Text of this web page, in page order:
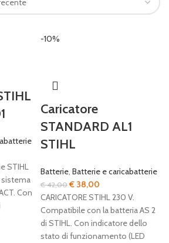
STIHL
sistema
Con
-10%
Caricatore
STANDARD AL1
STIHL
Batterie, Batterie e caricabatterie
€42,00Il
prezzo
originale
era:
€ 42,00.
€ 38,00
prezzo
attuale
è:
€ 38,00.
CARICATORE STIHL 230 V.
Compatibile con la batteria AS 2
di STIHL. Con indicatore dello
stato di funzionamento (LED